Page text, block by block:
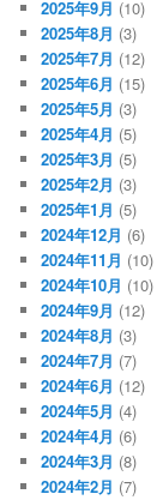
2025年9月 (10)
2025年8月 (3)
2025年7月 (12)
2025年6月 (15)
2025年5月 (3)
2025年4月 (5)
2025年3月 (5)
2025年2月 (3)
2025年1月 (5)
2024年12月 (6)
2024年11月 (10)
2024年10月 (10)
2024年9月 (12)
2024年8月 (3)
2024年7月 (7)
2024年6月 (12)
2024年5月 (4)
2024年4月 (6)
2024年3月 (8)
2024年2月 (7)